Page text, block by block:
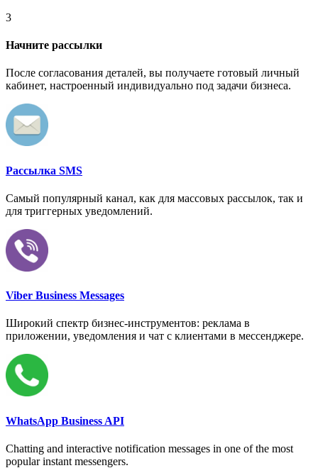
3
Начните рассылки
После согласования деталей, вы получаете готовый личный
кабинет, настроенный индивидуально под задачи бизнеса.
Рассылка SMS
Самый популярный канал, как для массовых рассылок, так и
для триггерных уведомлений.
Viber Business Messages
Широкий спектр бизнес-инструментов: реклама в
приложении, уведомления и чат с клиентами в мессенджере.
WhatsApp Business API
Chatting and interactive notification messages in one of the most
popular instant messengers.